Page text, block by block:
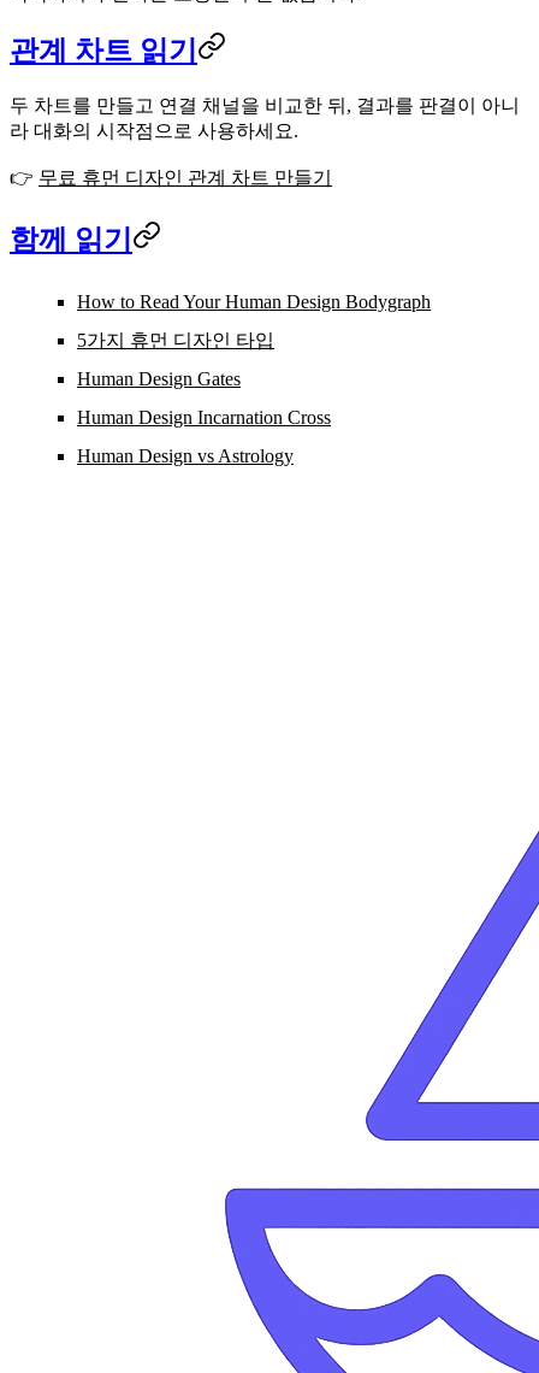
관계 차트 읽기
두 차트를 만들고 연결 채널을 비교한 뒤, 결과를 판결이 아니
라 대화의 시작점으로 사용하세요.
👉 무료 휴먼 디자인 관계 차트 만들기
함께 읽기
How to Read Your Human Design Bodygraph
5가지 휴먼 디자인 타입
Human Design Gates
Human Design Incarnation Cross
Human Design vs Astrology